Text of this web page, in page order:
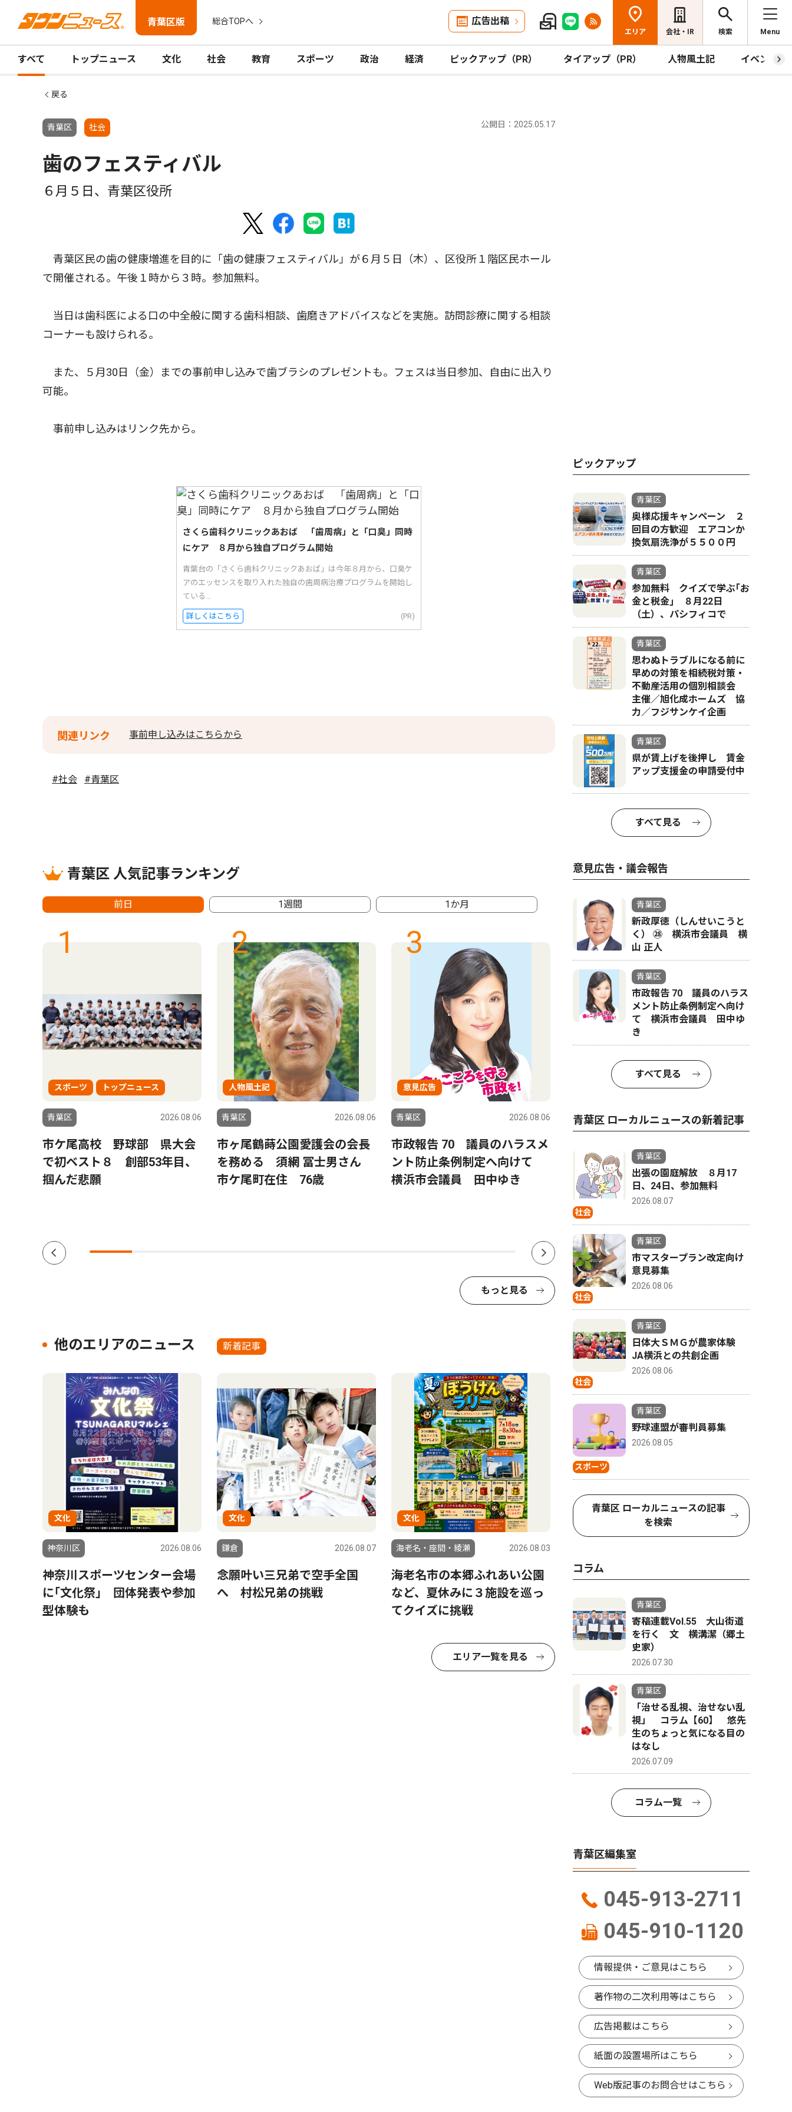
青葉区版 総合TOPへ 広告出稿
エリア 会社・IR 検索 Menu
すべて トップニュース 文化 社会 教育 スポーツ 政治 経済 ピックアップ（PR） タイアップ（PR） 人物風土記 イベント
戻る
青葉区 社会 公開日：2025.05.17
歯のフェスティバル
６月５日、青葉区役所
青葉区民の歯の健康増進を目的に「歯の健康フェスティバル」が６月５日（木）、区役所１階区民ホール
で開催される。午後１時から３時。参加無料。
当日は歯科医による口の中全般に関する歯科相談、歯磨きアドバイスなどを実施。訪問診療に関する相談
コーナーも設けられる。
また、５月30日（金）までの事前申し込みで歯ブラシのプレゼントも。フェスは当日参加、自由に出入り
可能。
事前申し込みはリンク先から。
さくら歯科クリニックあおば 「歯周病」と「口臭」同時
にケア ８月から独自プログラム開始
青葉台の「さくら歯科クリニックあおば」は今年８月から、口臭ケ
アのエッセンスを取り入れた独自の歯周病治療プログラムを開始し
ている...
詳しくはこちら (PR)
関連リンク 事前申し込みはこちらから
#社会 #青葉区
青葉区 人気記事ランキング
前日 1週間 1か月
1
スポーツ トップニュース
青葉区 2026.08.06
市ケ尾高校 野球部 県大会
で初ベスト８ 創部53年目、
掴んだ悲願
2
人物風土記
青葉区 2026.08.06
市ヶ尾鶴蒔公園愛護会の会長
を務める 須網 冨士男さん
市ケ尾町在住 76歳
3
意見広告
青葉区 2026.08.06
市政報告 70 議員のハラスメ
ント防止条例制定へ向けて
横浜市会議員 田中ゆき
4
青葉区 2026.08.01
告発職員に直接謝罪 「初め
て人権の意味を理解できた」
もっと見る
他のエリアのニュース 新着記事
文化
神奈川区 2026.08.06
神奈川スポーツセンター会場
に｢文化祭｣ 団体発表や参加
型体験も
文化
鎌倉 2026.08.07
念願叶い三兄弟で空手全国
へ 村松兄弟の挑戦
文化
海老名・座間・綾瀬 2026.08.03
海老名市の本郷ふれあい公園
など、夏休みに３施設を巡っ
てクイズに挑戦
エリア一覧を見る
ピックアップ
青葉区
奥様応援キャンペーン ２
回目の方歓迎 エアコンか
換気扇洗浄が５５００円
青葉区
参加無料 クイズで学ぶ｢お
金と税金｣ ８月22日
（土）、パシフィコで
青葉区
思わぬトラブルになる前に
早めの対策を相続税対策・
不動産活用の個別相談会
主催／旭化成ホームズ 協
力／フジサンケイ企画
青葉区
県が賃上げを後押し 賃金
アップ支援金の申請受付中
すべて見る
意見広告・議会報告
青葉区
新政厚徳（しんせいこうと
く） ㉘ 横浜市会議員 横
山 正人
青葉区
市政報告 70 議員のハラス
メント防止条例制定へ向け
て 横浜市会議員 田中ゆ
き
すべて見る
青葉区 ローカルニュースの新着記事
社会
青葉区
出張の園庭解放 ８月17
日、24日、参加無料
2026.08.07
社会
青葉区
市マスタープラン改定向け
意見募集
2026.08.06
社会
青葉区
日体大ＳＭＧが農家体験
JA横浜との共創企画
2026.08.06
スポーツ
青葉区
野球連盟が審判員募集
2026.08.05
青葉区 ローカルニュースの記事
を検索
コラム
青葉区
寄稿連載Vol.55 大山街道
を行く 文 横溝潔（郷土
史家）
2026.07.30
青葉区
「治せる乱視、治せない乱
視」 コラム【60】 悠先
生のちょっと気になる目の
はなし
2026.07.09
コラム一覧
青葉区編集室
045-913-2711
045-910-1120
情報提供・ご意見はこちら
著作物の二次利用等はこちら
広告掲載はこちら
紙面の設置場所はこちら
Web版記事のお問合せはこちら